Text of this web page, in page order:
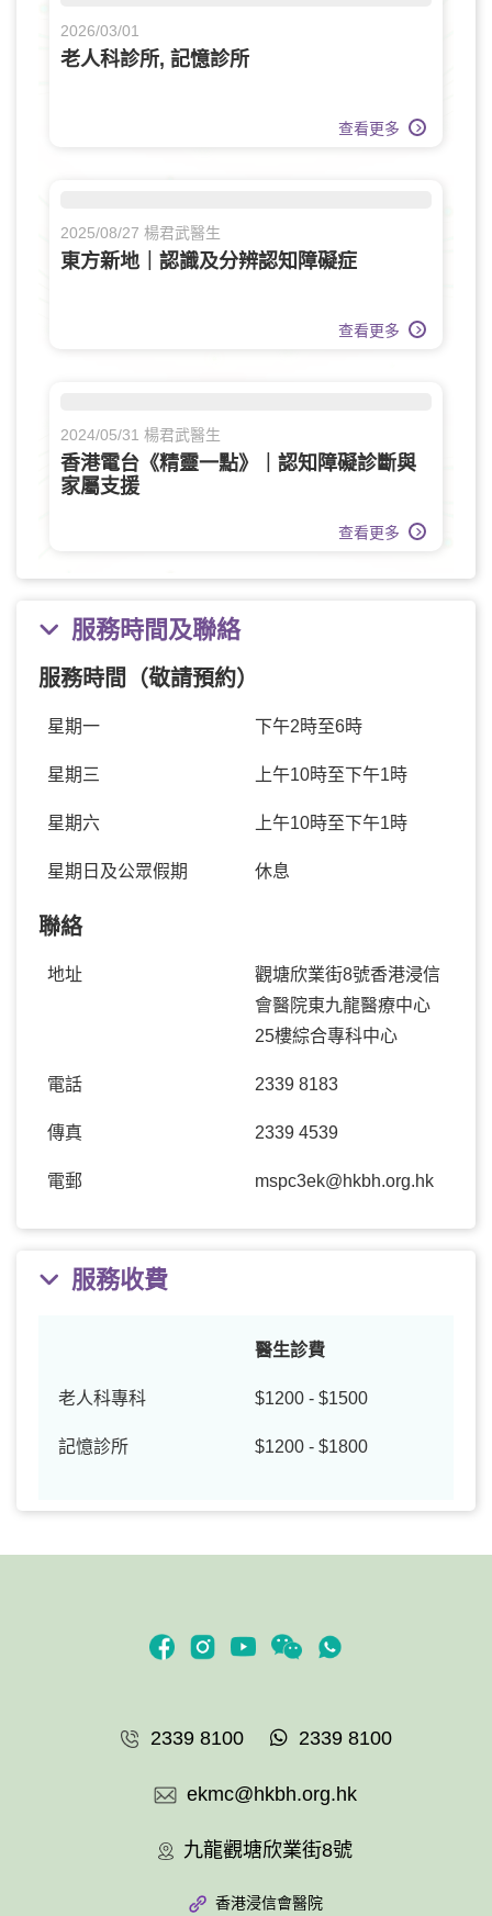
2026/03/01
老人科診所, 記憶診所
查看更多
2025/08/27 楊君武醫生
東方新地｜認識及分辨認知障礙症
查看更多
2024/05/31 楊君武醫生
香港電台《精靈一點》｜認知障礙診斷與
家屬支援
查看更多
服務時間及聯絡
服務時間（敬請預約）
星期一 下午2時至6時
星期三 上午10時至下午1時
星期六 上午10時至下午1時
星期日及公眾假期 休息
聯絡
地址
觀塘欣業街8號香港浸信
會醫院東九龍醫療中心
25樓綜合專科中心
電話 2339 8183
傳真 2339 4539
電郵 mspc3ek@hkbh.org.hk
服務收費
醫生診費
老人科專科 $1200 - $1500
記憶診所 $1200 - $1800
2339 8100 2339 8100
ekmc@hkbh.org.hk
九龍觀塘欣業街8號
香港浸信會醫院